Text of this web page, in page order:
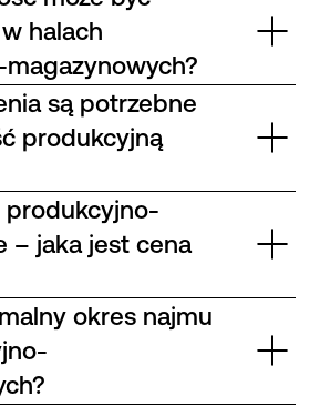
halach
są potrzebne
produkcyjną
produkcyjno-
– jaka jest cena
okres najmu